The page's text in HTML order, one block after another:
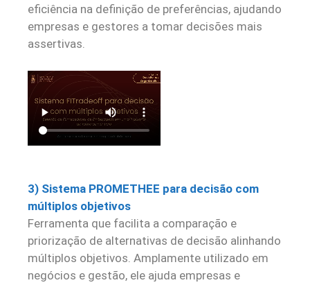
eficiência na definição de preferências, ajudando
empresas e gestores a tomar decisões mais
assertivas.
3) Sistema PROMETHEE para decisão com
múltiplos objetivos
Ferramenta que facilita a comparação e
priorização de alternativas de decisão alinhando
múltiplos objetivos. Amplamente utilizado em
negócios e gestão, ele ajuda empresas e